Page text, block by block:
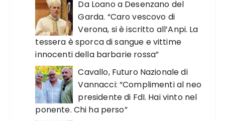
Da Loano a Desenzano del
Garda. “Caro vescovo di
Verona, si è iscritto all’Anpi. La
tessera è sporca di sangue e vittime
innocenti della barbarie rossa”
Cavallo, Futuro Nazionale di
Vannacci: “Complimenti al neo
presidente di FdI. Hai vinto nel
ponente. Chi ha perso”